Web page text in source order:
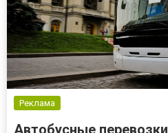
Реклама
Автобусные перевозки